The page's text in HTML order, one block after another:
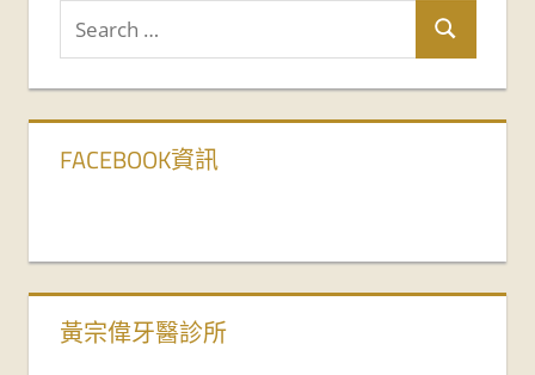
FACEBOOK資訊
黃宗偉牙醫診所